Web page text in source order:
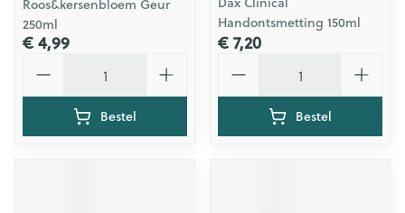
Roos&kersenbloem Geur
250ml
€ 4,99
Bestel
Handontsmetting 150ml
€ 7,20
Bestel